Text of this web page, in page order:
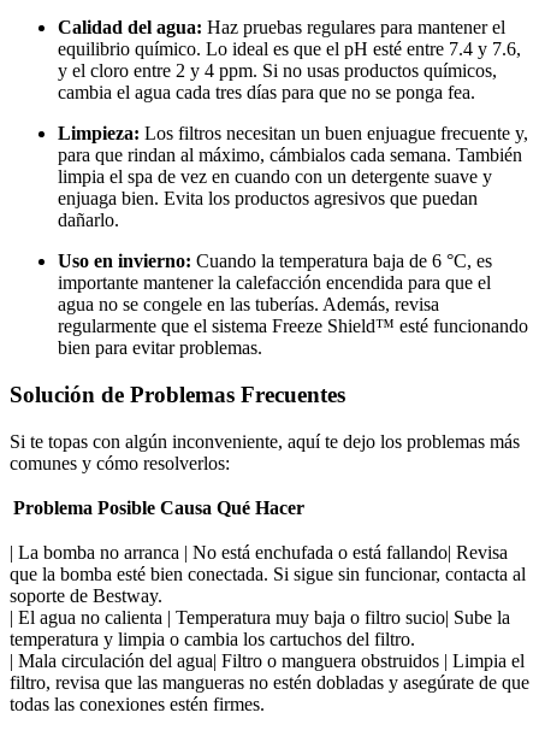
Calidad del agua: Haz pruebas regulares para mantener el
equilibrio químico. Lo ideal es que el pH esté entre 7.4 y 7.6,
y el cloro entre 2 y 4 ppm. Si no usas productos químicos,
cambia el agua cada tres días para que no se ponga fea.
Limpieza: Los filtros necesitan un buen enjuague frecuente y,
para que rindan al máximo, cámbialos cada semana. También
limpia el spa de vez en cuando con un detergente suave y
enjuaga bien. Evita los productos agresivos que puedan
dañarlo.
Uso en invierno: Cuando la temperatura baja de 6 °C, es
importante mantener la calefacción encendida para que el
agua no se congele en las tuberías. Además, revisa
regularmente que el sistema Freeze Shield™ esté funcionando
bien para evitar problemas.
Solución de Problemas Frecuentes
Si te topas con algún inconveniente, aquí te dejo los problemas más
comunes y cómo resolverlos:
Problema Posible Causa Qué Hacer
| La bomba no arranca | No está enchufada o está fallando| Revisa
que la bomba esté bien conectada. Si sigue sin funcionar, contacta al
soporte de Bestway.
| El agua no calienta | Temperatura muy baja o filtro sucio| Sube la
temperatura y limpia o cambia los cartuchos del filtro.
| Mala circulación del agua| Filtro o manguera obstruidos | Limpia el
filtro, revisa que las mangueras no estén dobladas y asegúrate de que
todas las conexiones estén firmes.